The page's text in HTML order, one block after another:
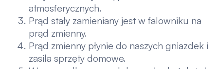
atmosferycznych.
Prąd stały zamieniany jest w falowniku na
prąd zmienny.
Prąd zmienny płynie do naszych gniazdek i
zasila sprzęty domowe.